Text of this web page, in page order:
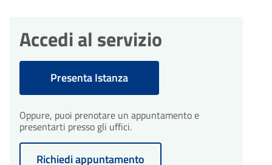
Accedi al servizio
Presenta Istanza
Oppure, puoi prenotare un appuntamento e
presentarti presso gli uffici.
Richiedi appuntamento